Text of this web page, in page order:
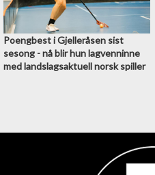
Poengbest i Gjelleråsen sist
sesong - nå blir hun lagvenninne
med landslagsaktuell norsk spiller